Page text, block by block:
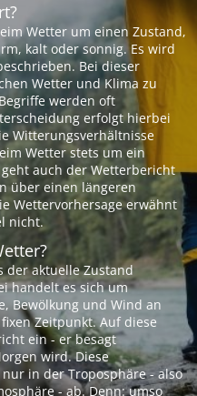
Wetter um einen Zustand,
kalt oder sonnig. Es wird
Bei dieser
Wetter und Klima zu
werden oft
erfolgt hierbei
Witterungsverhältnisse
Wetter stets um ein
auch der Wetterbericht
über einen längeren
Wettervorhersage erwähnt
nicht.
der aktuelle Zustand
handelt es sich um
Bewölkung und Wind an
Zeitpunkt. Auf diese
ein - er besagt
wird. Diese
in der Troposphäre - also
- ab. Denn: umso